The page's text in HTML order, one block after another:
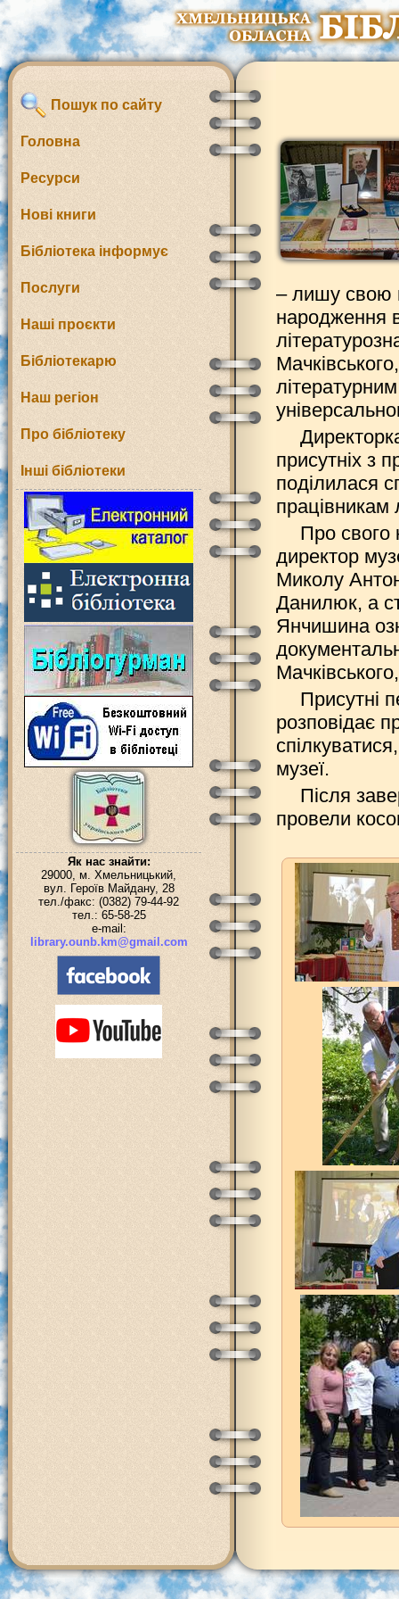
Пошук по сайту
Головна
Ресурси
Нові книги
Бібліотека інформує
Послуги
Наші проєкти
Бібліотекарю
Наш регіон
Про бібліотеку
Інші бібліотеки
Як нас знайти:
29000, м. Хмельницький,
вул. Героїв Майдану, 28
тел./факс: (0382) 79-44-92
тел.: 65-58-25
e-mail:
library.ounb.km@gmail.com
– лишу свою
народження
присутніх з
поділилася
працівникам
Про свого
директор
Миколу
Данилюк, а
Янчишина
Присутні
розповідає
музеї.
Після
провели